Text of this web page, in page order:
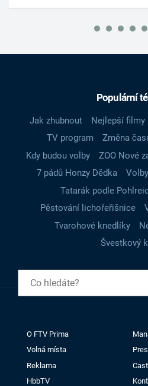
Populární
Jak zhubnout Nejlepší filmy
TV program
Změna
Kdy budou volby
ZOO Nové
7 pádů Honzy Dědka
Tatarák podle
Pěstování lichořeřišnice
Tvarohové knedlíky
Švestkový
O FTV Prima
Volná místa
Reklama
HbbTV